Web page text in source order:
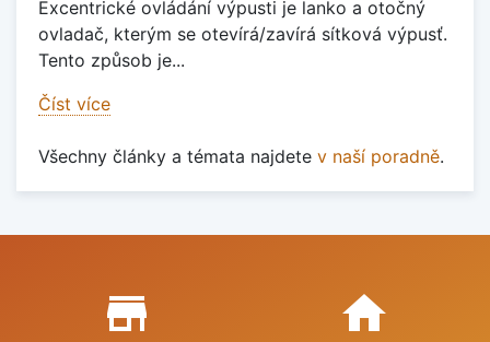
Excentrické ovládání výpusti je lanko a otočný
ovladač, kterým se otevírá/zavírá sítková výpusť.
Tento způsob je...
Číst více
Všechny články a témata najdete v naší poradně.
Proč nakupovat u nás?
store_mall_directory home